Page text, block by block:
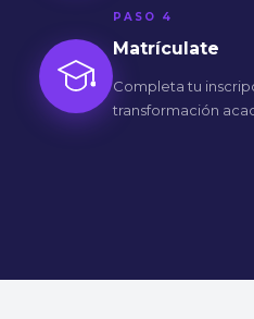
PASO 4
Matrículate
Completa tu
transformación